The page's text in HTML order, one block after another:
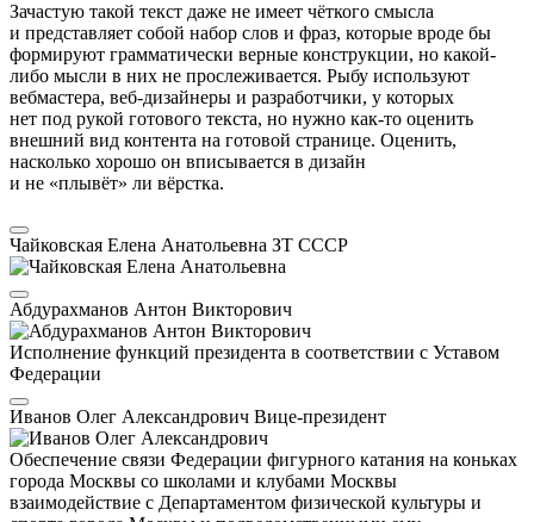
Зачастую такой текст даже не имеет чёткого смысла
и представляет собой набор слов и фраз, которые вроде бы
формируют грамматически верные конструкции, но какой-
либо мысли в них не прослеживается. Рыбу используют
вебмастера, веб-дизайнеры и разработчики, у которых
нет под рукой готового текста, но нужно как-то оценить
внешний вид контента на готовой странице. Оценить,
насколько хорошо он вписывается в дизайн
и не «плывёт» ли вёрстка.
Чайковская Елена Анатольевна ЗТ СССР
Абдурахманов Антон Викторович
Исполнение функций президента в соответствии с Уставом
Федерации
Иванов Олег Александрович Вице-президент
Обеспечение связи Федерации фигурного катания на коньках
города Москвы со школами и клубами Москвы
взаимодействие с Департаментом физической культуры и